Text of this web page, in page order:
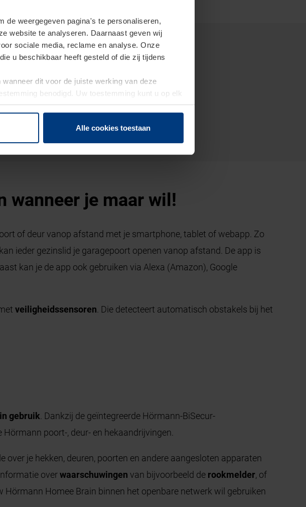
de weergegeven pagina's te personaliseren,
website te analyseren. Daarnaast geven wij
sociale media, reclame en analyse. Onze
u beschikbaar heeft gesteld of die zij tijdens
dit voor de juiste werking van deze
benodigd. Uw toestemming kunt u op elk
website wijzigen of herroepen.
Alle cookies toestaan
wanneer je maar wil!
of deur vanop afstand met je smartphone, tablet of webapp. Zo
ieder gezinslid je garagepoort openen vanop afstand. De app is
kan je de app ook gebruiken via Alexa (Amazon), Google
veiligheidssensoren. Die detecteert automatisch obstakels bij het
gebruik . Dankzij de geïntegreerde Hörmann-BiSecur-
poort-, deur- en hekaandrijvingen.
je hekken, deuren, poorten en andere aangesloten apparaten
overwaarschuwingen van bijvoorbeeld de rookmelder, of
Hörmann Homee Brain binnen het openbare netwerk wil gebruiken